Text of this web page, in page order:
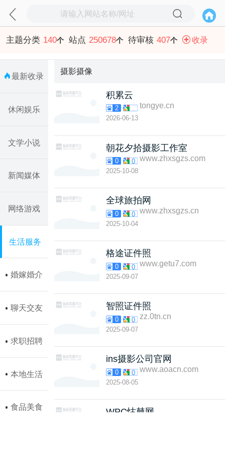
主题分类 140个 站点 250678个 待审核 407个 收录
最新收录
休闲娱乐
文学小说
新闻媒体
网络游戏
生活服务
婚嫁婚介
聊天交友
求职招聘
本地生活
食品美食
摄影摄像
积累云
2 tongye.cn
2026-06-13
朝花夕拾摄影工作室
0 0 www.zhxsgzs.com
2025-10-08
全球旅拍网
0 0 www.zhxsgzs.cn
2025-10-04
格途证件照
0 0 www.getu7.com
2025-09-07
智照证件照
0 0 zz.0tn.cn
2025-09-07
ins摄影公司官网
0 0 www.aoacn.com
2025-08-05
WPC怙棘网